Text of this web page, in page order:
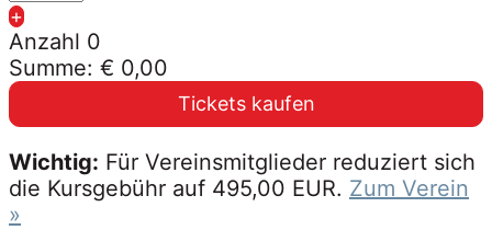
+
Anzahl 0
Summe: € 0,00
Tickets kaufen
Wichtig: Für Vereinsmitglieder reduziert sich
die Kursgebühr auf 495,00 EUR. Zum Verein
»